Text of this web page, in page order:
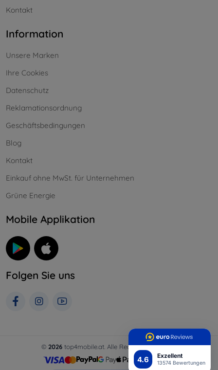
4.6 Exzellent
13574 Bewertungen
Kontakt
Information
Unsere Marken
Ihre Cookies
Datenschutz
Reklamationsordnung
Geschäftsbedingungen
Blog
Kontakt
Einkauf ohne MwSt. für Unternehmen
Grüne Energie
Mobile Applikation
Folgen Sie uns
© 2026top4mobile.at. Alle Rechte vorbehalten.